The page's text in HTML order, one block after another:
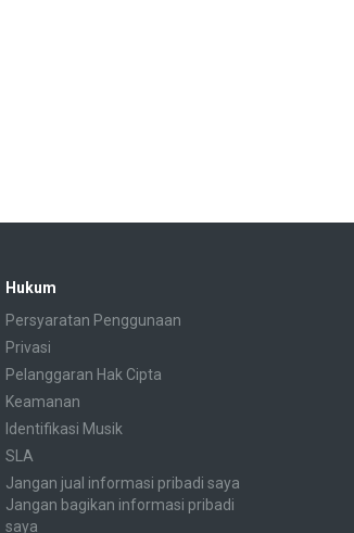
Hukum
Persyaratan Penggunaan
Privasi
Pelanggaran Hak Cipta
Keamanan
Identifikasi Musik
SLA
Jangan jual informasi pribadi saya
Jangan bagikan informasi pribadi
saya